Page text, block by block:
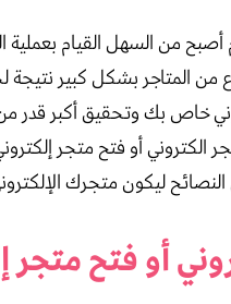
أصبح من السهل القيام
من المتاجر بشكل كبير
خاص بك وتحقيق أكبر قدر
أو فتح متجر
ليكون متجرك
أو فتح متجر